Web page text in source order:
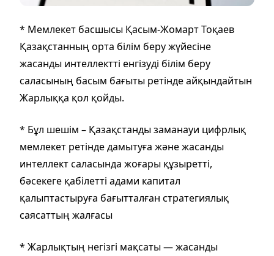
* Мемлекет басшысы Қасым-Жомарт Тоқаев
Қазақстанның орта білім беру жүйесіне
жасанды интеллектті енгізуді білім беру
саласының басым бағыты ретінде айқындайтын
Жарлыққа қол қойды.
* Бұл шешім – Қазақстанды заманауи цифрлық
мемлекет ретінде дамытуға және жасанды
интеллект саласында жоғары құзыретті,
бәсекеге қабілетті адами капитал
қалыптастыруға бағытталған стратегиялық
саясаттың жалғасы
* Жарлықтың негізгі мақсаты — жасанды